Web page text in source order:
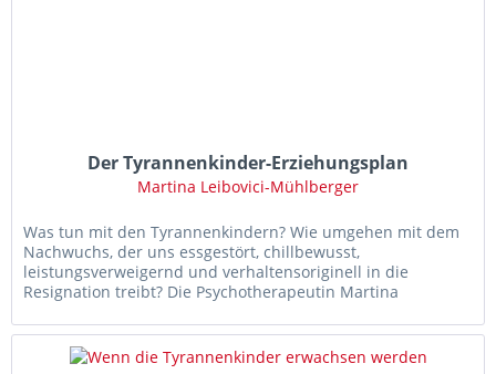
Der Tyrannenkinder-Erziehungsplan
Martina Leibovici-Mühlberger
Was tun mit den Tyrannenkindern? Wie umgehen mit dem
Nachwuchs, der uns essgestört, chillbewusst,
leistungsverweigernd und verhaltensoriginell in die
Resignation treibt? Die Psychotherapeutin Martina